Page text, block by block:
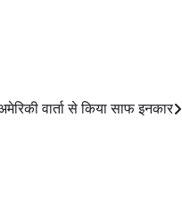
वार्ता से किया साफ इनकार